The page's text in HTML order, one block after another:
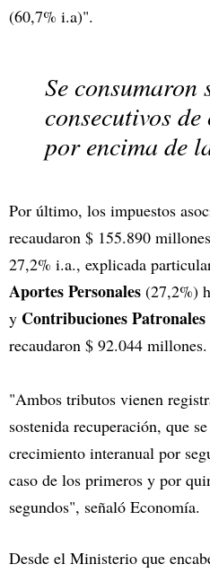
(60,7% i.a)".
Se consumaron
consecutivos
por encima de
Por último, los impuestos
recaudaron $ 155.890
27,2% i.a., explicada
Aportes Personales (27,2%)
y Contribuciones Patronales
recaudaron $ 92.044 millones.
"Ambos tributos vienen
sostenida recuperación, que
crecimiento interanual por
caso de los primeros y por
segundos", señaló Economía.
Desde el Ministerio que